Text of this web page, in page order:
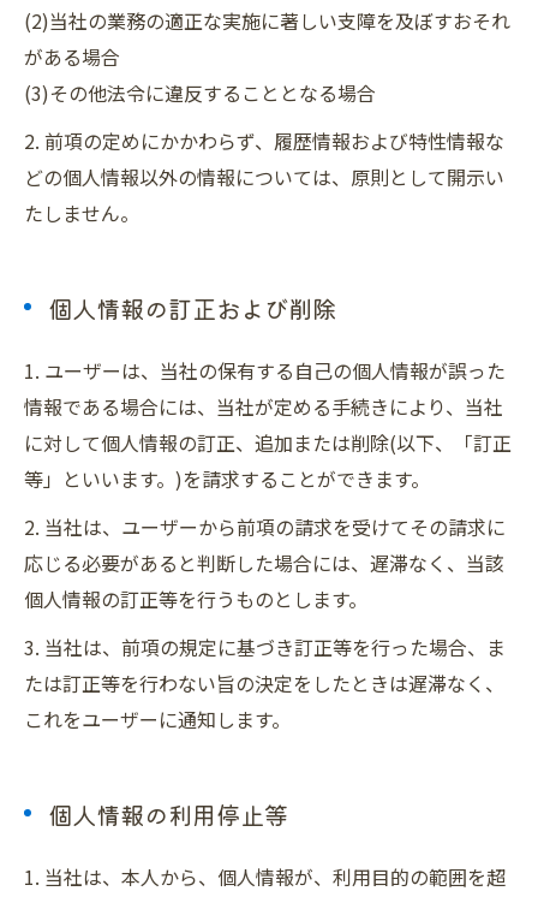
(2)当社の業務の適正な実施に著しい支障を及ぼすおそれ
がある場合
(3)その他法令に違反することとなる場合
2. 前項の定めにかかわらず、履歴情報および特性情報な
どの個人情報以外の情報については、原則として開示い
たしません。
個人情報の訂正および削除
1. ユーザーは、当社の保有する自己の個人情報が誤った
情報である場合には、当社が定める手続きにより、当社
に対して個人情報の訂正、追加または削除(以下、「訂正
等」といいます。)を請求することができます。
2. 当社は、ユーザーから前項の請求を受けてその請求に
応じる必要があると判断した場合には、遅滞なく、当該
個人情報の訂正等を行うものとします。
3. 当社は、前項の規定に基づき訂正等を行った場合、ま
たは訂正等を行わない旨の決定をしたときは遅滞なく、
これをユーザーに通知します。
個人情報の利用停止等
1. 当社は、本人から、個人情報が、利用目的の範囲を超
お問い合わせはこちら